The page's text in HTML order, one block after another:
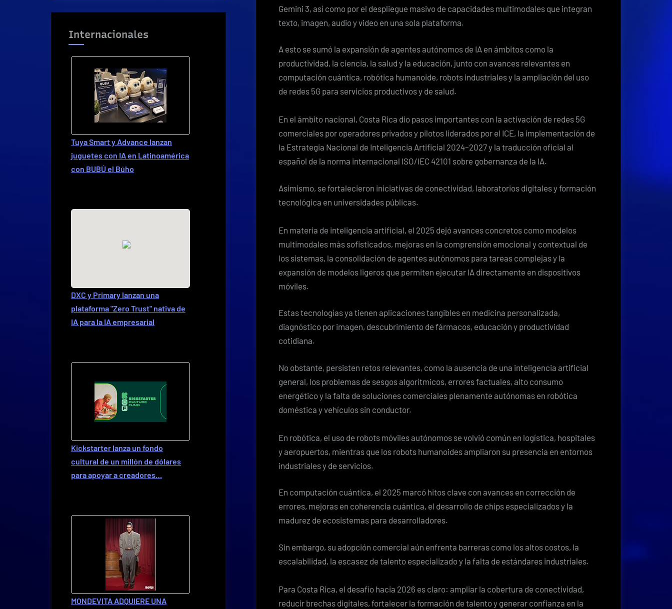
Gemini 3, así como por el despliegue masivo de capacidades multimodales que integran
texto, imagen, audio y video en una sola plataforma.
A esto se sumó la expansión de agentes autónomos de IA en ámbitos como la
productividad, la ciencia, la salud y la educación, junto con avances relevantes en
computación cuántica, robótica humanoide, robots industriales y la ampliación del uso
de redes 5G para servicios productivos y de salud.
En el ámbito nacional, Costa Rica dio pasos importantes con la activación de redes 5G
comerciales por operadores privados y pilotos liderados por el ICE, la implementación de
la Estrategia Nacional de Inteligencia Artificial 2024–2027 y la traducción oficial al
español de la norma internacional ISO/IEC 42101 sobre gobernanza de la IA.
Asimismo, se fortalecieron iniciativas de conectividad, laboratorios digitales y formación
tecnológica en universidades públicas.
En materia de inteligencia artificial, el 2025 dejó avances concretos como modelos
multimodales más sofisticados, mejoras en la comprensión emocional y contextual de
los sistemas, la consolidación de agentes autónomos para tareas complejas y la
expansión de modelos ligeros que permiten ejecutar IA directamente en dispositivos
móviles.
Estas tecnologías ya tienen aplicaciones tangibles en medicina personalizada,
diagnóstico por imagen, descubrimiento de fármacos, educación y productividad
cotidiana.
No obstante, persisten retos relevantes, como la ausencia de una inteligencia artificial
general, los problemas de sesgos algorítmicos, errores factuales, alto consumo
energético y la falta de soluciones comerciales plenamente autónomas en robótica
doméstica y vehículos sin conductor.
En robótica, el uso de robots móviles autónomos se volvió común en logística, hospitales
y aeropuertos, mientras que los robots humanoides ampliaron su presencia en entornos
industriales y de servicios.
En computación cuántica, el 2025 marcó hitos clave con avances en corrección de
errores, mejoras en coherencia cuántica, el desarrollo de chips especializados y la
madurez de ecosistemas para desarrolladores.
Sin embargo, su adopción comercial aún enfrenta barreras como los altos costos, la
escalabilidad, la escasez de talento especializado y la falta de estándares industriales.
Para Costa Rica, el desafío hacia 2026 es claro: ampliar la cobertura de conectividad,
reducir brechas digitales, fortalecer la formación de talento y generar confianza en la
Internacionales
Tuya Smart y Advance lanzan
juguetes con IA en Latinoamérica
con BUBÚ el Búho
DXC y Primary lanzan una
plataforma "Zero Trust" nativa de
IA para la IA empresarial
Kickstarter lanza un fondo
cultural de un millón de dólares
para apoyar a creadores…
MONDEVITA ADQUIERE UNA